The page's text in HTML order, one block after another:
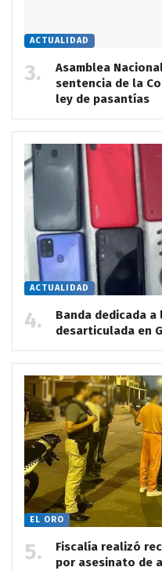
ACTUALIDAD
Asamblea
sentencia de la
ley de pasantías
ACTUALIDAD
Banda dedicada
desarticulada en
EL ORO
Fiscalía realizó
por asesinato de